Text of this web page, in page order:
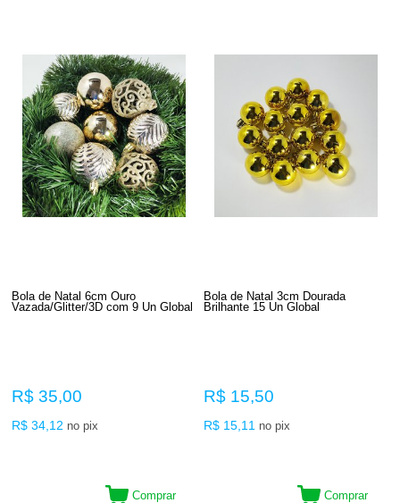
Bola de Natal 6cm Ouro
Vazada/Glitter/3D com 9 Un Global
R$ 35,00
R$ 34,12 no pix
Comprar
Bola de Natal 3cm Dourada
Brilhante 15 Un Global
R$ 15,50
R$ 15,11 no pix
Comprar